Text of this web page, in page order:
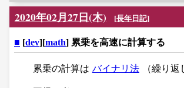
2020年02月27日(木) [長年日記]
■ [dev][math] 累乗を高速に計算する
累乗の計算は バイナリ法 （繰り